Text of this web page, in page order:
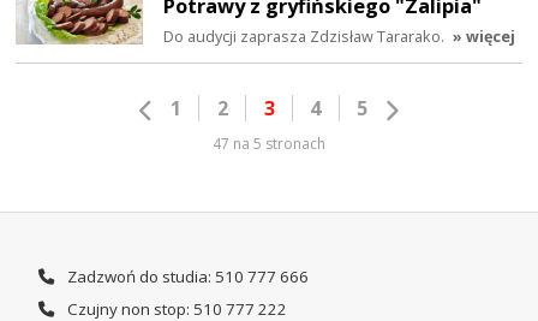
Do audycji zaprasza Zdzisław Tararako. » więcej
1 2 3 4 5
47 na 5 stronach
Zadzwoń do studia: 510 777 666
Czujny non stop: 510 777 222